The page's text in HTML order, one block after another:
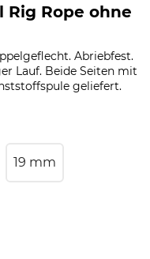
Rig Rope ohne
Abriebfest.
Lauf. Beide Seiten mit
geliefert.
19 mm